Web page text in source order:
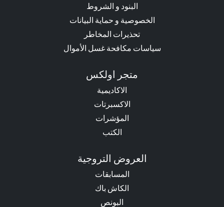
البنود و الشروط
الخصوصية و حماية البيانات
تحذيرات المخاطر
سياسات مكافحة غسل الأموال
متجر اولكس
الاكاديمية
الاكسبرتات
المؤشرات
الكتب
العروض التروجية
المسابقات
الكاش باك
البونص